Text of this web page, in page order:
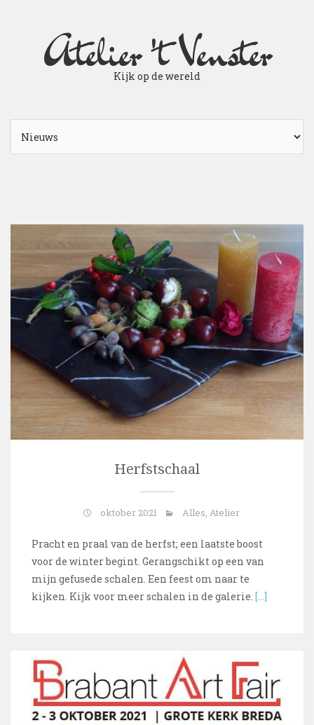
Atelier 't Venster
Kijk op de wereld
Herfstschaal
oktober 2021 Alles, Atelier
Pracht en praal van de herfst; een laatste boost
voor de winter begint. Gerangschikt op een van
mijn gefusede schalen. Een feest om naar te
kijken. Kijk voor meer schalen in de galerie. […]